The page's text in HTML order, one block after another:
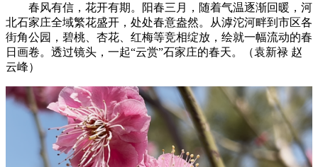
春风有信，花开有期。阳春三月，随着气温逐渐回暖，河
北石家庄全域繁花盛开，处处春意盎然。从滹沱河畔到市区各
街角公园，碧桃、杏花、红梅等竞相绽放，绘就一幅流动的春
日画卷。透过镜头，一起“云赏”石家庄的春天。（袁新禄 赵
云峰）